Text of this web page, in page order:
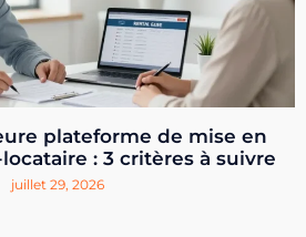
plateforme de mise en
: 3 critères à suivre
juillet 29, 2026